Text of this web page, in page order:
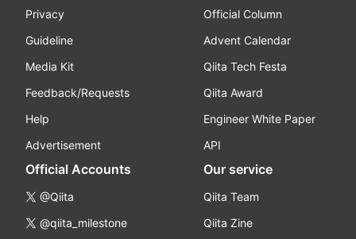
Privacy
Guideline
Media Kit
Feedback/Requests
Help
Advertisement
Official Column
Advent Calendar
Qiita Tech Festa
Qiita Award
Engineer White Paper
API
Official Accounts
@Qiita
@qiita_milestone
Our service
Qiita Team
Qiita Zine